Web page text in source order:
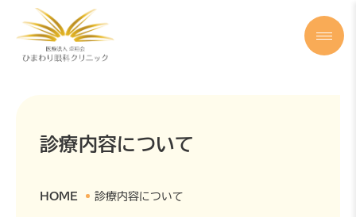
診療内容について
HOME 診療内容について